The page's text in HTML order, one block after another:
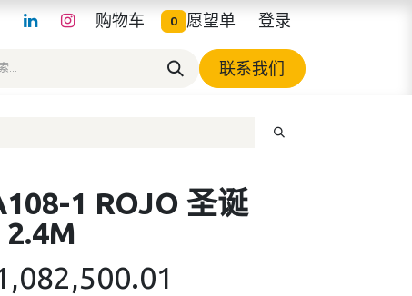
购物车 0 愿望单 登录
联系我们
1 ROJO 圣诞
2.4M